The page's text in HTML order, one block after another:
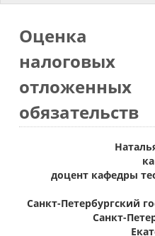
Оценка
обязательств
доцент кафедры
Санкт-Петербургский
Санкт-